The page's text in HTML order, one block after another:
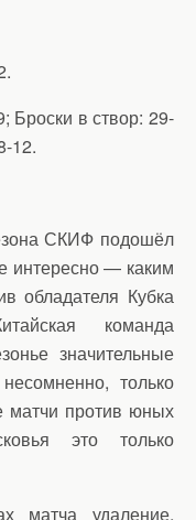
Броски в створ: 29-
12.
СКИФ подошёл
интересно — каким
обладателя Кубка
команда
значительные
только
матчи против юных
это только
матча удаление,